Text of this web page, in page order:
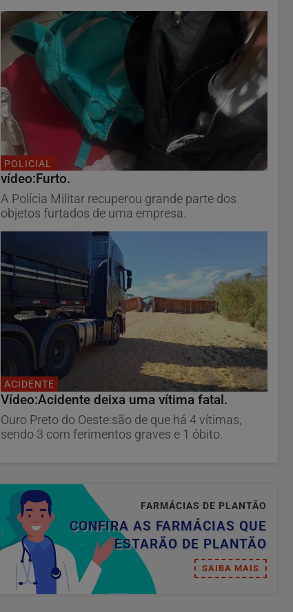
POLICIAL
vídeo:Furto.
A Polícia Militar recuperou grande parte dos
objetos furtados de uma empresa.
ACIDENTE
Vídeo:Acidente deixa uma vítima fatal.
Ouro Preto do Oeste:são de que há 4 vítimas,
sendo 3 com ferimentos graves e 1 óbito.
FARMÁCIAS DE PLANTÃO
CONFIRA AS FARMÁCIAS QUE
ESTARÃO DE PLANTÃO
SAIBA MAIS